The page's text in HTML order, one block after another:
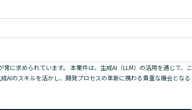
に求められています。 本案件は、生成AI（LLM）の活用を通じて、こ
AIのスキルを活かし、開発プロセスの革新に携わる貴重な機会となる